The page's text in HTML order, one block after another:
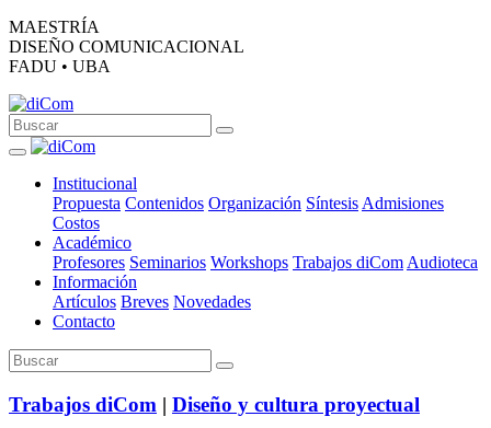
MAESTRÍA
DISEÑO COMUNICACIONAL
FADU • UBA
Institucional
Propuesta Contenidos Organización Síntesis Admisiones
Costos
Académico
Profesores Seminarios Workshops Trabajos diCom Audioteca
Información
Artículos Breves Novedades
Contacto
Trabajos diCom | Diseño y cultura proyectual